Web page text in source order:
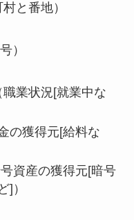
と番地）
）
業状況[就業中な
の獲得元[給料な
資産の獲得元[暗号
]）